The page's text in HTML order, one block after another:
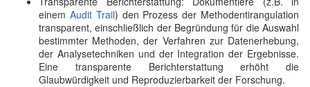
einem Audit Trail) den Prozess der Methodentirangulation
transparent, einschließlich der Begründung für die Auswahl
bestimmter Methoden, der Verfahren zur Datenerhebung,
der Analysetechniken und der Integration der Ergebnisse.
Eine transparente Berichterstattung erhöht die
Glaubwürdigkeit und Reproduzierbarkeit der Forschung.